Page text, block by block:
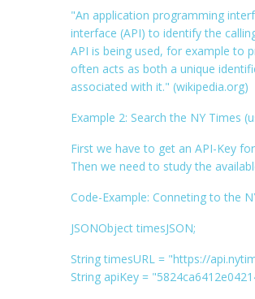
    singleItem
    link
singleItem.
String s = link.
    urls
.add(new String (s
PImage p = loadImage(s
    pics
.add( p);
void draw(){
,10
  drawPics
();
float angle = 0;
for (int i = 0; i <
"An application programming
interface (API) to identify the
API is being used, for example to
often acts as both a unique
associated with it." (wikipedia.org)
Example 2: Search the NY Times
First we have to get an API-Key
Then we need to study the
Code-Example: Conneting to the
JSONObject timesJSON;
String timesURL = "https://
String apiKey =